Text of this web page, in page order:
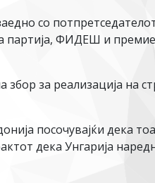
со
партија, ФИДЕШ и
збор за реализација на
посочувајќи дека тоа
дека Унгарија